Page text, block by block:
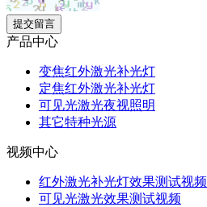
提交留言
产品中心
变焦红外激光补光灯
定焦红外激光补光灯
可见光激光夜视照明
其它特种光源
视频中心
红外激光补光灯效果测试视频
可见光激光效果测试视频